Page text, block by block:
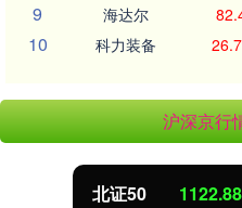
9 海达尔
10 科力装备
沪深京行
北证50 1122.88